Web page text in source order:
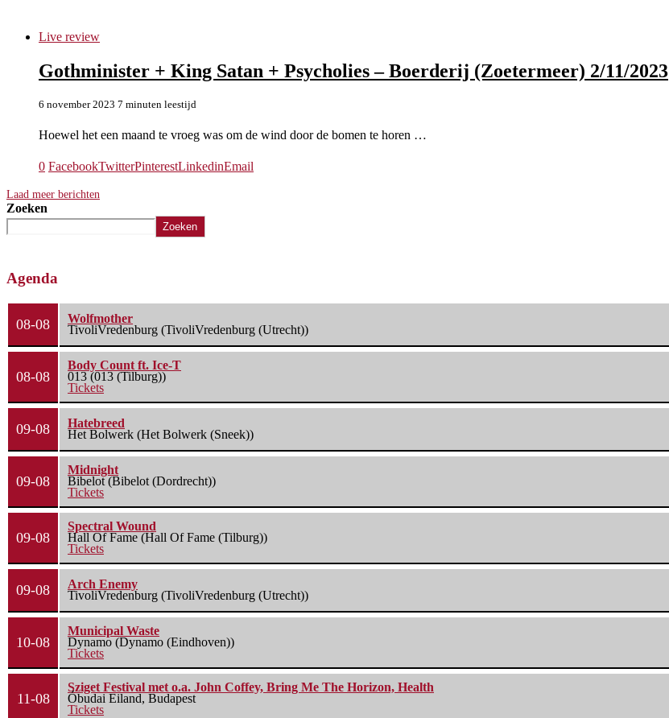
Live review
Gothminister + King Satan + Psycholies – Boerderij (Zoetermeer) 2/11/2023
6 november 2023 7 minuten leestijd
Hoewel het een maand te vroeg was om de wind door de bomen te horen …
0 FacebookTwitterPinterestLinkedinEmail
Laad meer berichten
Zoeken
Zoeken
Agenda
08-08
Wolfmother
TivoliVredenburg (TivoliVredenburg (Utrecht))
08-08
Body Count ft. Ice-T
013 (013 (Tilburg))
Tickets
09-08
Hatebreed
Het Bolwerk (Het Bolwerk (Sneek))
09-08
Midnight
Bibelot (Bibelot (Dordrecht))
Tickets
09-08
Spectral Wound
Hall Of Fame (Hall Of Fame (Tilburg))
Tickets
09-08
Arch Enemy
TivoliVredenburg (TivoliVredenburg (Utrecht))
10-08
Municipal Waste
Dynamo (Dynamo (Eindhoven))
Tickets
11-08
Sziget Festival met o.a. John Coffey, Bring Me The Horizon, Health
Óbudai Eiland, Budapest
Tickets